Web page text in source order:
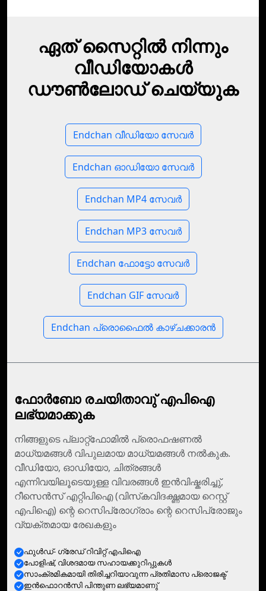
ഏത് സൈറ്റിൽ നിന്നും
വീഡിയോകൾ
ഡൗൺലോഡ് ചെയ്യുക
Endchan വീഡിയോ സേവർ
Endchan ഓഡിയോ സേവർ
Endchan MP4 സേവർ
Endchan MP3 സേവർ
Endchan ഫോട്ടോ സേവർ
Endchan GIF സേവർ
Endchan പ്രൊഫൈൽ കാഴ്‌ചക്കാരൻ
ഫോര്‍ബോ രചയിതാവു് എപിഐ
ലഭ്യമാക്കുക
നിങ്ങളുടെ പ്ലാറ്റ്ഫോമില്‍ പ്രൊഫഷണല്‍
മാധ്യമങ്ങള്‍ വിപുലമായ മാധ്യമങ്ങള്‍ നല്‍കുക.
വീഡിയോ, ഓഡിയോ, ചിത്രങ്ങള്‍
എന്നിവയിലൂടെയുള്ള വിവരങ്ങള്‍ ഇന്‍വിഷ്കരിച്ചു്,
റീസെന്‍സ് എറ്റിപിഐ (വിസ്‌കവിദഗ്ദ്ധമായ റെസ്റ്റ്
എപിഐ) ന്റെ റെസിപ്രോഗ്രാം ന്റെ റെസിപ്രോജും
വ്യക്തമായ രേഖകളും
ഫുള്‍ഡ്- ഗ്രേഡ് റിവിറ്റ് എപിഐ
പോളിഷ്, വിശദമായ സഹായക്കുറിപ്പുകള്‍
സാംക്രമികമായി തിരിച്ചറിയാവുന്ന പ്രതിമാസ പ്രൊജക്ട്
ഇന്‍ഫൊറന്‍സി പിന്തുണ ലഭ്യമാണു്